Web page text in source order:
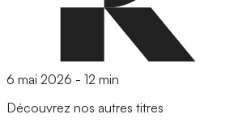
6 mai 2026 - 12 min
Découvrez nos autres titres